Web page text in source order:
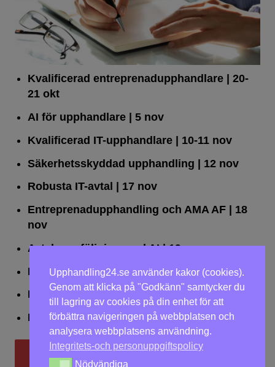
Kvalificerad entreprenad­upphandlare
| 20-
21 okt
AI för upphandlare| 5 nov
Kvalificerad IT-upphandlare| 10-11 nov
Säkerhetsskyddad upphandling | 12 nov
Robusta IT-avtal
| 17 nov
Entreprenadupphandling och AMA AF| 18
nov
Avtalsuppföljning med AI| 19 nov
Leda upphandlingar effektivt| 25 nov
Dialogförfaranden | 26 nov
LOU på två dagar| 2-3 dec
Till utbildningar
Upphandling24.se använder kakor (cookies).
Genom att klicka på "Godkänn" samtycker du
till lagring av cookies på din enhet för att
förbättra navigeringen på webbplatsen och
analysera webbplatsens användning.
Integritets-och personuppgiftspolicy
Nödvändiga